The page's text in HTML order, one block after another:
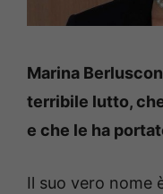
Marina
terribile lutto,
e che le ha
Il suo vero nome